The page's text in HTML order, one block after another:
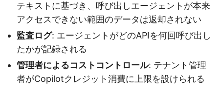
テキストに基づき、呼び出しエージェントが本来
アクセスできない範囲のデータは返却されない
監査ログ: エージェントがどのAPIを何回呼び出し
たかが記録される
管理者によるコストコントロール: テナント管理
者がCopilotクレジット消費に上限を設けられる